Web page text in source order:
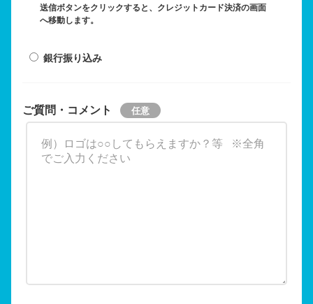
送信ボタンをクリックすると、クレジットカード決済の画面
へ移動します。
銀行振り込み
ご質問・コメント